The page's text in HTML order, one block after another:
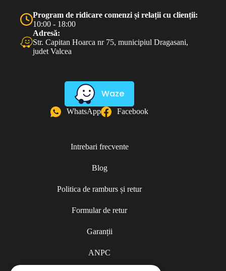
Program de ridicare comenzi și relații cu clienții:
10:00 - 18:00
Adresă:
Str. Capitan Hoarca nr 75, municipiul Dragasani,
judet Valcea
Waze
WhatsApp Facebook
Intrebari frecvente
Blog
Politica de ramburs și retur
Formular de retur
Garanții
ANPC